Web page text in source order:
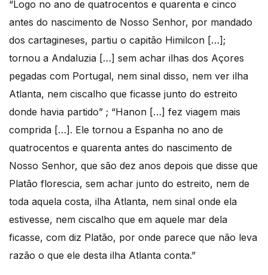
“Logo no ano de quatrocentos e quarenta e cinco
antes do nascimento de Nosso Senhor, por mandado
dos cartagineses, partiu o capitão Himilcon […];
tornou a Andaluzia […] sem achar ilhas dos Açores
pegadas com Portugal, nem sinal disso, nem ver ilha
Atlanta, nem ciscalho que ficasse junto do estreito
donde havia partido” ; “Hanon […] fez viagem mais
comprida […]. Ele tornou a Espanha no ano de
quatrocentos e quarenta antes do nascimento de
Nosso Senhor, que são dez anos depois que disse que
Platão florescia, sem achar junto do estreito, nem de
toda aquela costa, ilha Atlanta, nem sinal onde ela
estivesse, nem ciscalho que em aquele mar dela
ficasse, com diz Platão, por onde parece que não leva
razão o que ele desta ilha Atlanta conta.”